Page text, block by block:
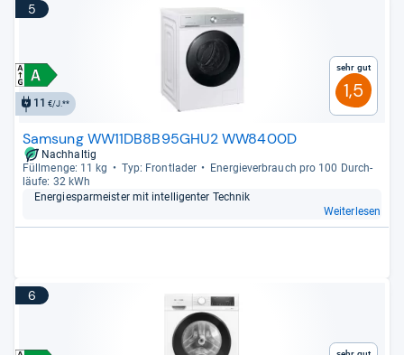
5
11 €/J.**
Sehr gut
1,5
Samsung WW11DB8B95GHU2 WW8400D
Nachhaltig
Füll­menge: 11 kg
Typ: Front­la­der
Ener­gie­ver­brauch pro 100 Durch­
läufe: 32 kWh
Ener­gie­spar­meis­ter mit intel­li­gen­ter Tech­nik
Weiterlesen
6